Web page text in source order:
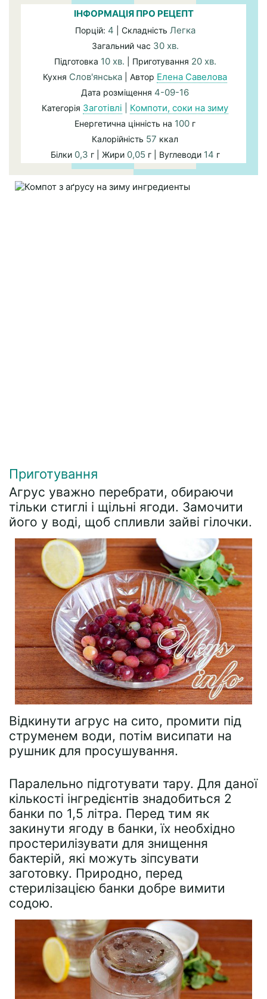
ІНФОРМАЦІЯ ПРО РЕЦЕПТ
Порцій: 4 | Складність Легка
Загальний час 30 хв.
Підготовка 10 хв. | Приготування 20 хв.
Кухня Слов'янська | Автор Елена Савелова
Дата розміщення 4-09-16
Категорія Заготівлі Компоти, соки на зиму
Енергетична цінність на 100 г
Калорійність 57 ккал
Білки 0,3 г | Жири 0,05 г | Вуглеводи 14 г
Приготування
Агрус уважно перебрати, обираючи
тільки стиглі і щільні ягоди. Замочити
його у воді, щоб спливли зайві гілочки.
Відкинути агрус на сито, промити під
струменем води, потім висипати на
рушник для просушування.
Паралельно підготувати тару. Для даної
кількості інгредієнтів знадобиться 2
банки по 1,5 літра. Перед тим як
закинути ягоду в банки, їх необхідно
простерилізувати для знищення
бактерій, які можуть зіпсувати
заготовку. Природно, перед
стерилізацією банки добре вимити
содою.